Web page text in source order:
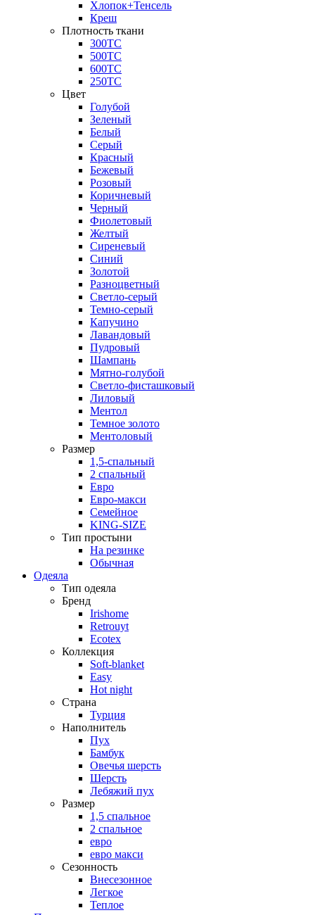
Хлопок+Тенсель
Креш
Плотность ткани
300ТС
500ТС
600ТС
250ТС
Цвет
Голубой
Зеленый
Белый
Серый
Красный
Бежевый
Розовый
Коричневый
Черный
Фиолетовый
Желтый
Сиреневый
Синий
Золотой
Разноцветный
Светло-серый
Темно-серый
Капучино
Лавандовый
Пудровый
Шампань
Мятно-голубой
Светло-фисташковый
Лиловый
Ментол
Темное золото
Ментоловый
Размер
1,5-спальный
2 спальный
Евро
Евро-макси
Семейное
KING-SIZE
Тип простыни
На резинке
Обычная
Одеяла
Тип одеяла
Бренд
Irishome
Retrouyt
Ecotex
Коллекция
Soft-blanket
Easy
Hot night
Страна
Турция
Наполнитель
Пух
Бамбук
Овечья шерсть
Шерсть
Лебяжий пух
Размер
1,5 спальное
2 спальное
евро
евро макси
Сезонность
Внесезонное
Легкое
Теплое